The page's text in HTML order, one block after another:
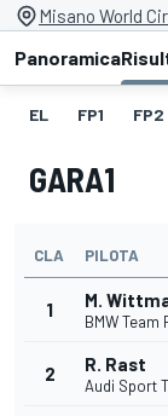
Misano World
Panoramica
EL FP1 FP2
GARA1
CLA PILOTA
1 M.
BMW Team
2 R. Rast
Audi Sport